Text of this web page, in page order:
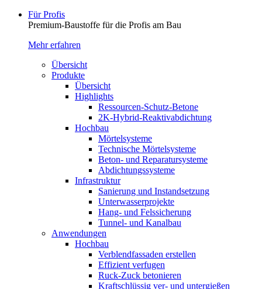
Für Profis
Premium-Baustoffe für die Profis am Bau
Mehr erfahren
Übersicht
Produkte
Übersicht
Highlights
Ressourcen-Schutz-Betone
2K-Hybrid-Reaktivab­dichtung
Hochbau
Mörtelsysteme
Technische Mörtelsysteme
Beton- und Reparatursysteme
Abdichtungssysteme
Infrastruktur
Sanierung und Instandsetzung
Unterwasserprojekte
Hang- und Felssicherung
Tunnel- und Kanalbau
Anwendungen
Hochbau
Verblendfassaden erstellen
Effizient verfugen
Ruck-Zuck betonieren
Kraftschlüssig ver- und untergießen